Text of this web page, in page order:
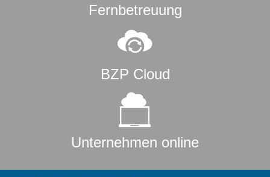
Fernbetreuung
BZP Cloud
Unternehmen online